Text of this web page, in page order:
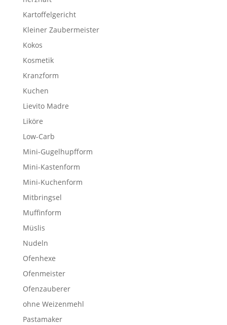
Kartoffelgericht
Kleiner Zaubermeister
Kokos
Kosmetik
Kranzform
Kuchen
Lievito Madre
Liköre
Low-Carb
Mini-Gugelhupfform
Mini-Kastenform
Mini-Kuchenform
Mitbringsel
Muffinform
Müslis
Nudeln
Ofenhexe
Ofenmeister
Ofenzauberer
ohne Weizenmehl
Pastamaker